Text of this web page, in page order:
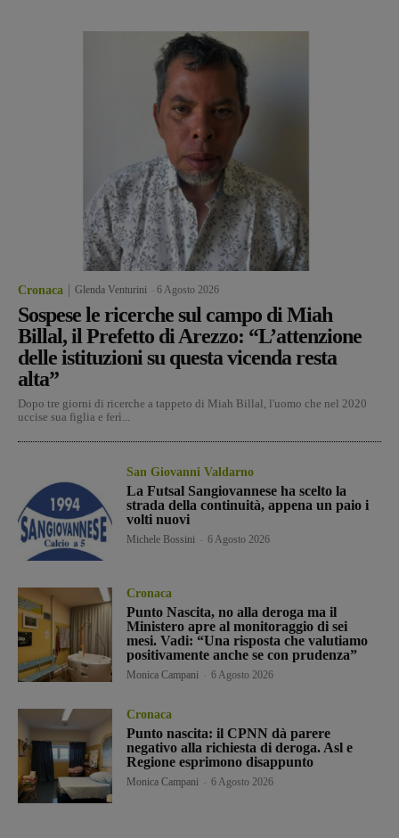
Cronaca Glenda Venturini 6 Agosto 2026
Sospese le ricerche sul campo di Miah
Billal, il Prefetto di Arezzo: “L’attenzione
delle istituzioni su questa vicenda resta
alta”
Dopo tre giorni di ricerche a tappeto di Miah Billal, l'uomo che nel 2020
uccise sua figlia e ferì...
San Giovanni Valdarno
La Futsal Sangiovannese ha scelto la
strada della continuità, appena un paio i
volti nuovi
Michele Bossini 6 Agosto 2026
Cronaca
Punto Nascita, no alla deroga ma il
Ministero apre al monitoraggio di sei
mesi. Vadi: “Una risposta che valutiamo
positivamente anche se con prudenza”
Monica Campani 6 Agosto 2026
Cronaca
Punto nascita: il CPNN dà parere
negativo alla richiesta di deroga. Asl e
Regione esprimono disappunto
Monica Campani 6 Agosto 2026